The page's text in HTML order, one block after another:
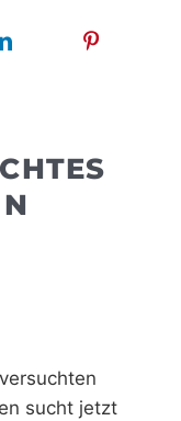
sucht jetzt